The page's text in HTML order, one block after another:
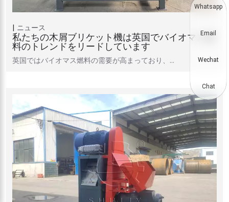
ニュース
私たちの木屑ブリケット機は英国でバイオマス燃
料のトレンドをリードしています
英国ではバイオマス燃料の需要が高まっており、…
Whatsapp
Email
Wechat
Chat